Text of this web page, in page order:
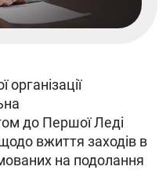
до Першої Леді
вжиття заходів в
на подолання